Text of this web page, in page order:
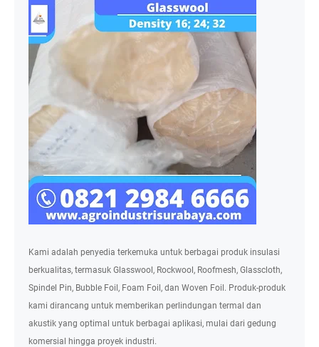
Kami adalah penyedia terkemuka untuk berbagai produk insulasi
berkualitas, termasuk Glasswool, Rockwool, Roofmesh, Glasscloth,
Spindel Pin, Bubble Foil, Foam Foil, dan Woven Foil. Produk-produk
kami dirancang untuk memberikan perlindungan termal dan
akustik yang optimal untuk berbagai aplikasi, mulai dari gedung
komersial hingga proyek industri.